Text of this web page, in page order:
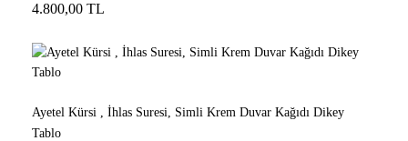
4.800,00 TL
Ayetel Kürsi , İhlas Suresi, Simli Krem Duvar Kağıdı Dikey
Tablo